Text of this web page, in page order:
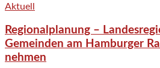
Aktuell
Regionalplanung –
Gemeinden am Hamburger
nehmen